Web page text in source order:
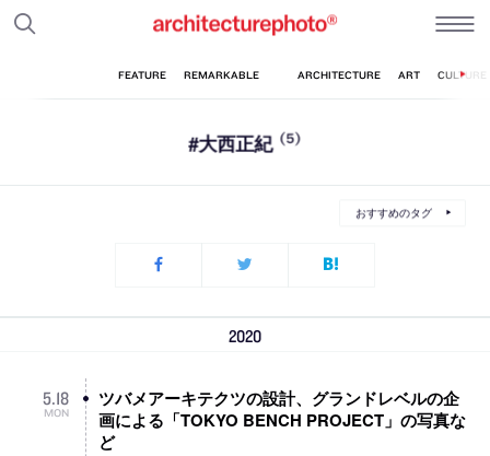
#大西正紀 (5)
おすすめのタグ
2020
5.18
MON
ツバメアーキテクツの設計、グランドレベルの企
画による「TOKYO BENCH PROJECT」の写真な
ど